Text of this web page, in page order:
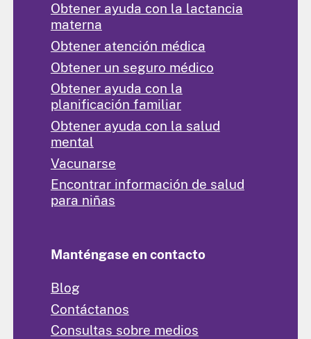
Obtener ayuda con la lactancia
materna
Obtener atención médica
Obtener un seguro médico
Obtener ayuda con la
planificación familiar
Obtener ayuda con la salud
mental
Vacunarse
Encontrar información de salud
para niñas
Manténgase en contacto
Blog
Contáctanos
Consultas sobre medios